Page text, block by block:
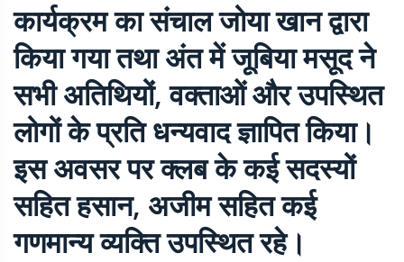
कार्यक्रम का संचाल जोया खान द्वारा
किया गया तथा अंत में जूबिया मसूद ने
सभी अतिथियों, वक्ताओं और उपस्थित
लोगों के प्रति धन्यवाद ज्ञापित किया।
इस अवसर पर क्लब के कई सदस्यों
सहित हसान, अजीम सहित कई
गणमान्य व्यक्ति उपस्थित रहे।